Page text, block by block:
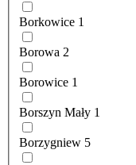
Borkowice 1
Borowa 2
Borowice 1
Borszyn Mały 1
Borzygniew 5